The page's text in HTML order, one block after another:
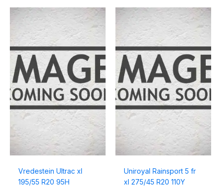
Vredestein Ultrac xl
195/55 R20 95H
Uniroyal Rainsport 5 fr
xl 275/45 R20 110Y